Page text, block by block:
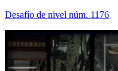
Desafío de nivel núm. 1176